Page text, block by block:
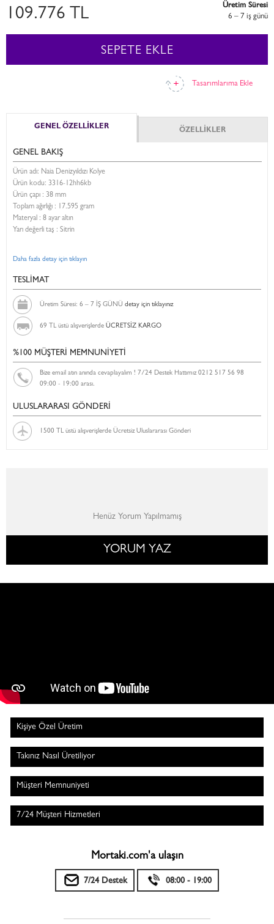
Tasarımlarıma Ekle
109.776 TL
Üretim Süresi
6 – 7 i̇ş günü
SEPETE EKLE
GENEL ÖZELLİKLER ÖZELLİKLER
GENEL BAKIŞ
Ürün adı: Naia Denizyıldızı Kolye
Ürün kodu: 3316-12hh6kb
Ürün çapı : 38 mm
Toplam ağırlığı : 17.595 gram
Materyal : 8 ayar altın
Yarı değerli taş : Sitrin
Daha fazla detay için tıklayın
TESLİMAT
Üretim Süresi: 6 – 7 İŞ GÜNÜ detay için tıklayınız
69 TL üstü alışverişlerde ÜCRETSİZ KARGO
%100 MÜŞTERİ MEMNUNİYETİ
Bize email atın anında cevaplayalım ! 7/24 Destek Hattımız 0212 517 56 98
09:00 - 19:00 arası.
ULUSLARARASI GÖNDERİ
1500 TL üstü alışverişlerde Ücretsiz Uluslararası Gönderi
Henüz Yorum Yapılmamış
YORUM YAZ
Kişiye Özel Üretim
Takınız Nasıl Üretiliyor
Müşteri Memnuniyeti
7/24 Müşteri Hizmetleri
Mortaki.com'a ulaşın
7/24 Destek 08:00 - 19:00